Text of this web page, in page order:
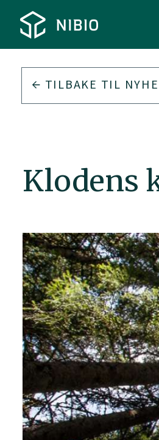
TILBAKE TIL
Klodens